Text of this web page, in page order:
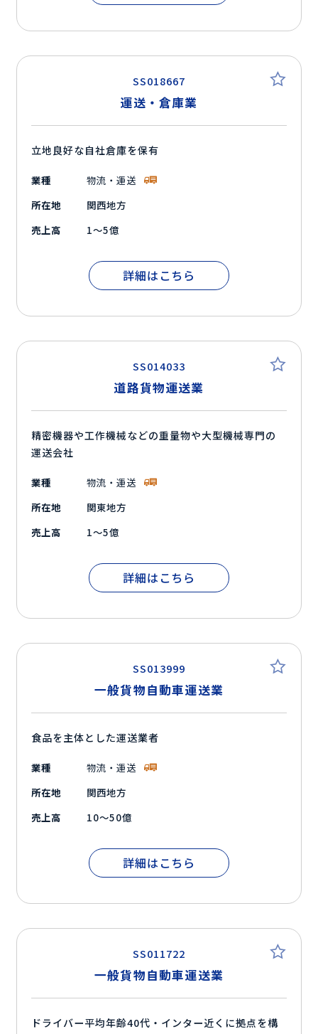
SS018667
運送・倉庫業
立地良好な自社倉庫を保有
業種
物流・運送
所在地
関西地方
売上高
1～5億
詳細はこちら
SS014033
道路貨物運送業
精密機器や工作機械などの重量物や大型機械専門の
運送会社
業種
物流・運送
所在地
関東地方
売上高
1～5億
詳細はこちら
SS013999
一般貨物自動車運送業
食品を主体とした運送業者
業種
物流・運送
所在地
関西地方
売上高
10～50億
詳細はこちら
SS011722
一般貨物自動車運送業
ドライバー平均年齢40代・インター近くに拠点を構